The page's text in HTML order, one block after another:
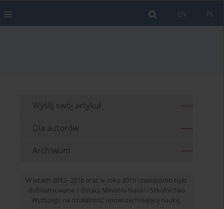
PL
EN
Wyślij swój artykuł
Dla autorów
Archiwum
W latach 2012–2016 oraz w roku 2019 czasopismo było
dofinansowane z dotacji Ministra Nauki i Szkolnictwa
Wyższego na działalność upowszechniającą naukę.